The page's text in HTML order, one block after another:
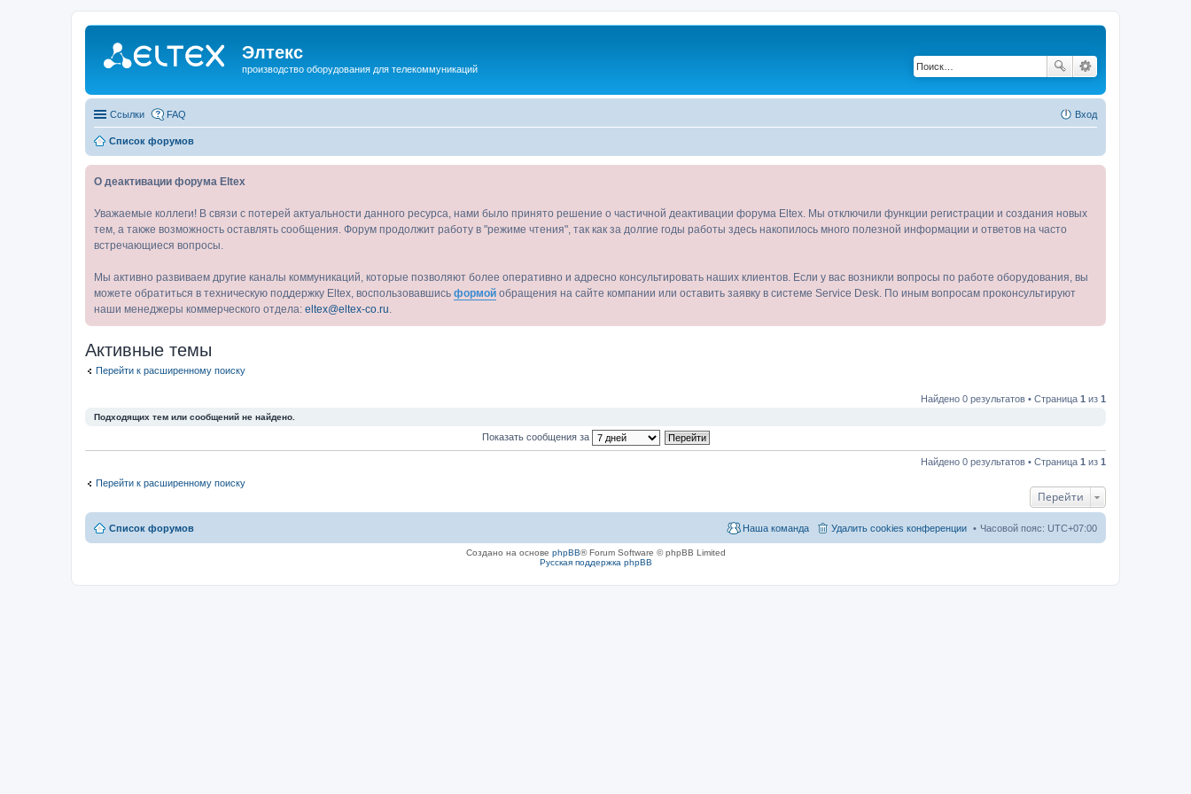
Элтекс
производство оборудования для телекоммуникаций
Ссылки FAQ Вход
Список форумов
О деактивации форума Eltex
Уважаемые коллеги! В связи с потерей актуальности данного ресурса, нами было принято решение о частичной деактивации форума Eltex. Мы отключили функции регистрации и создания новых
тем, а также возможность оставлять сообщения. Форум продолжит работу в "режиме чтения", так как за долгие годы работы здесь накопилось много полезной информации и ответов на часто
встречающиеся вопросы.
Мы активно развиваем другие каналы коммуникаций, которые позволяют более оперативно и адресно консультировать наших клиентов. Если у вас возникли вопросы по работе оборудования, вы
можете обратиться в техническую поддержку Eltex, воспользовавшись формой обращения на сайте компании или оставить заявку в системе Service Desk. По иным вопросам проконсультируют
наши менеджеры коммерческого отдела: eltex@eltex-co.ru
Активные темы
Перейти к расширенному поиску
Найдено 0 результатов • Страница 1 из 1
Подходящих тем или сообщений не найдено.
Показать сообщения за
Найдено 0 результатов • Страница 1 из 1
Перейти к расширенному поиску
Перейти
Список форумов Часовой пояс: UTC+07:00
Удалить cookies конференции
Наша команда
Создано на основе phpBB® Forum Software © phpBB Limited
Русская поддержка phpBB